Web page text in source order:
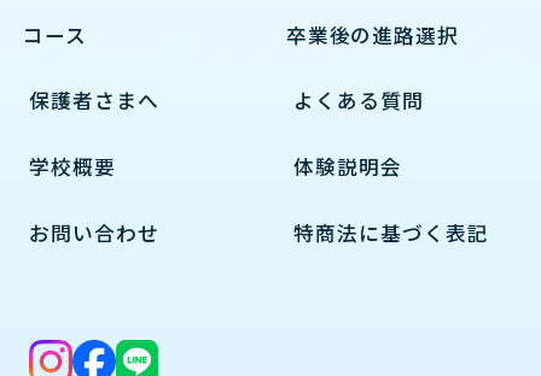
コース 卒業後の進路選択
保護者さまへ よくある質問
学校概要 体験説明会
お問い合わせ 特商法に基づく表記